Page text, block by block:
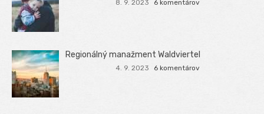
8. 9. 2023 6 komentárov
Regionálný manažment Waldviertel
4. 9. 2023 6 komentárov